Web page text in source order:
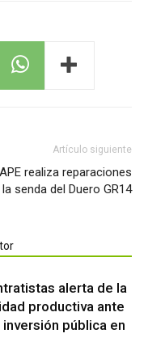
Artículo siguiente
realiza reparaciones
senda del Duero GR14
alerta de la
productiva ante
pública en